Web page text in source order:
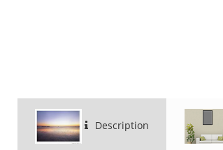
Description